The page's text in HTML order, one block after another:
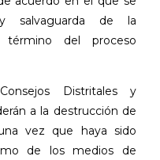
salvaguarda de la
término del proceso
Distritales y
a la destrucción de
vez que haya sido
de los medios de